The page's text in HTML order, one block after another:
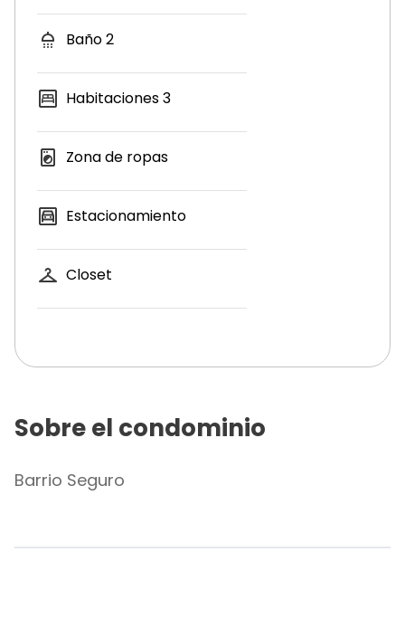
Baño2
Habitaciones3
Zona de ropas
Estacionamiento
Closet
Sobre el condominio
Barrio Seguro